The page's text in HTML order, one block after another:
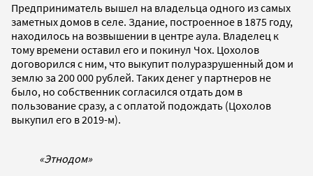
Предприниматель вышел на владельца одного из самых
заметных домов в селе. Здание, построенное в 1875 году,
находилось на возвышении в центре аула. Владелец к
тому времени оставил его и покинул Чох. Цохолов
договорился с ним, что выкупит полуразрушенный дом и
землю за 200 000 рублей. Таких денег у партнеров не
было, но собственник согласился отдать дом в
пользование сразу, а с оплатой подождать (Цохолов
выкупил его в 2019-м).
«Этнодом»